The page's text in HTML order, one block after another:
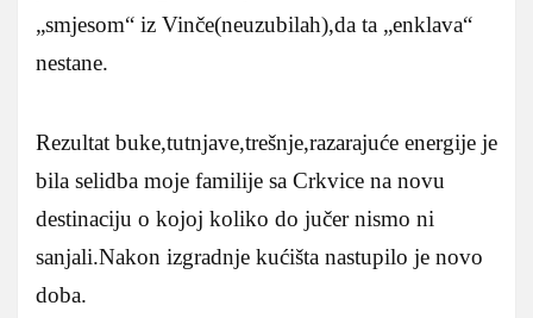
„smjesom“ iz Vinče(neuzubilah),da ta „enklava“
nestane.
Rezultat buke,tutnjave,trešnje,razarajuće energije je
bila selidba moje familije sa Crkvice na novu
destinaciju o kojoj koliko do jučer nismo ni
sanjali.Nakon izgradnje kućišta nastupilo je novo
doba.